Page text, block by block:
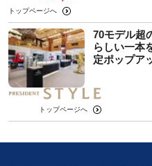
トップページへ
70モデル超
らしい一本
定ポップア
トップページへ